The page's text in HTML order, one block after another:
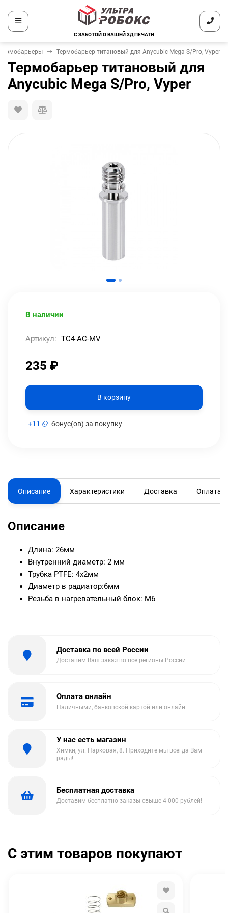
С ЗАБОТОЙ О ВАШЕЙ 3Д ПЕЧАТИ
Термобарьеры Термобарьер титановый для Anycubic Mega S/Pro, Vyper
Термобарьер титановый для
Anycubic Mega S/Pro, Vyper
В наличии
Артикул: TC4-AC-MV
235 ₽
В корзину
+11 бонус(ов) за покупку
Описание Характеристики Доставка Оплата
Описание
Длина: 26мм
Внутренний диаметр: 2 мм
Трубка PTFE: 4х2мм
Диаметр в радиатор:6мм
Резьба в нагревательный блок: М6
Доставка по всей России
Доставим Ваш заказ во все регионы России
Оплата онлайн
Наличными, банковской картой или онлайн
У нас есть магазин
Химки, ул. Парковая, 8. Приходите мы всегда Вам
рады!
Бесплатная доставка
Доставим бесплатно заказы свыше 4 000 рублей!
С этим товаров покупают